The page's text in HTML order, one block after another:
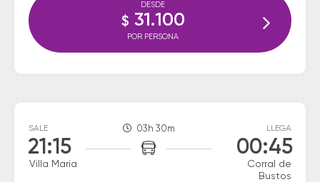
DESDE
$ 31.100
POR PERSONA
SALE
21:15
Villa Maria
03h 30m LLEGA
00:45
Corral de
Bustos